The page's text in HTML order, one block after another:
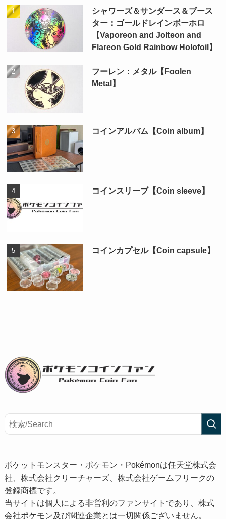
シャワーズ＆サンダース＆ブース
ター：ゴールドレインボーホロ
【Vaporeon and Jolteon and
Flareon Gold Rainbow Holofoil】
フーレン：メタル【Foolen
Metal】
コインアルバム【Coin album】
コインスリーブ【Coin sleeve】
コインカプセル【Coin capsule】
ポケットモンスター・ポケモン・Pokémonは任天堂株式会
社、株式会社クリーチャーズ、株式会社ゲームフリークの
登録商標です。
当サイトは個人による非営利のファンサイトであり、株式
会社ポケモン及び関連企業とは一切関係ございません。